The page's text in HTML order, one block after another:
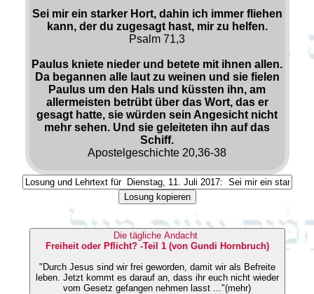
Sei mir ein starker Hort, dahin ich immer fliehen
kann, der du zugesagt hast, mir zu helfen.
Psalm 71,3
Paulus kniete nieder und betete mit ihnen allen.
Da begannen alle laut zu weinen und sie fielen
Paulus um den Hals und küssten ihn, am
allermeisten betrübt über das Wort, das er
gesagt hatte, sie würden sein Angesicht nicht
mehr sehen. Und sie geleiteten ihn auf das
Schiff.
Apostelgeschichte 20,36-38
Losung kopieren
Die tägliche Andacht
Freiheit oder Pflicht? -Teil 1 (von Gundi Hornbruch)
"Durch Jesus sind wir frei geworden, damit wir als Befreite
leben. Jetzt kommt es darauf an, dass ihr euch nicht wieder
vom Gesetz gefangen nehmen lasst ..."(mehr)